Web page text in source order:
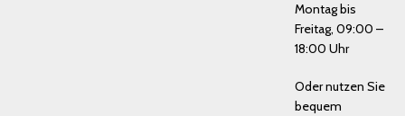
Montag bis
Freitag, 09:00 –
18:00 Uhr
Oder nutzen Sie
bequem